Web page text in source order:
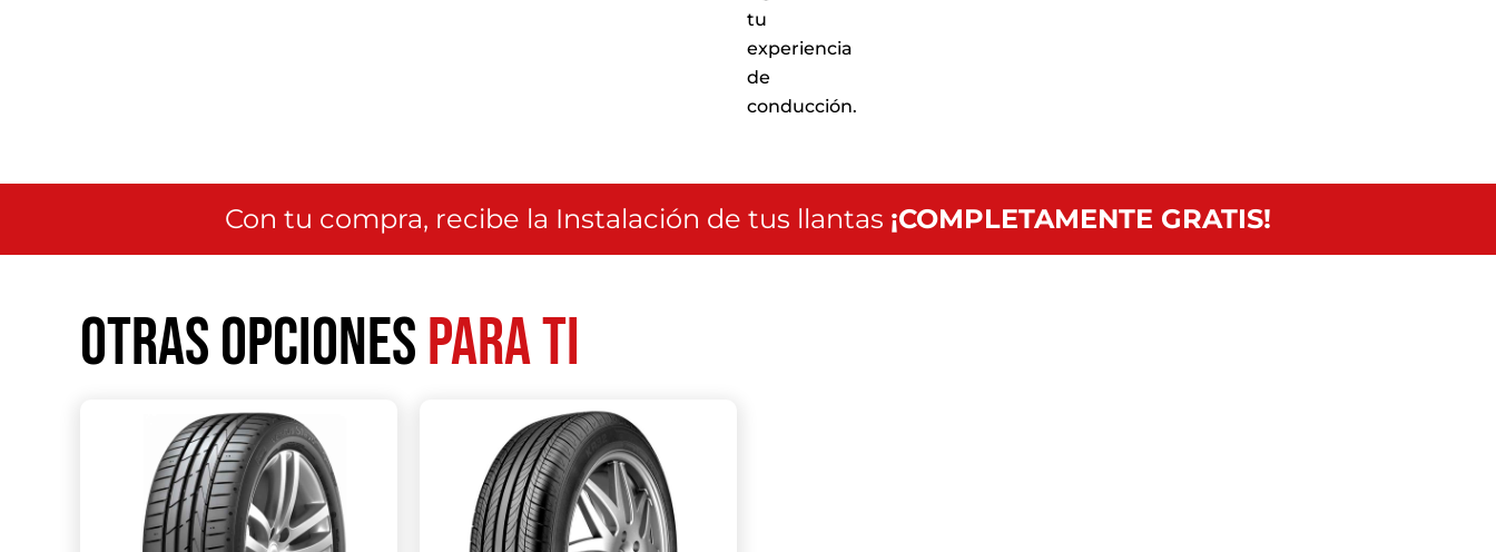
tu
experiencia
de
conducción.
Con tu compra, recibe la Instalación de tus llantas ¡COMPLETAMENTE GRATIS!
Otras opcionespara ti